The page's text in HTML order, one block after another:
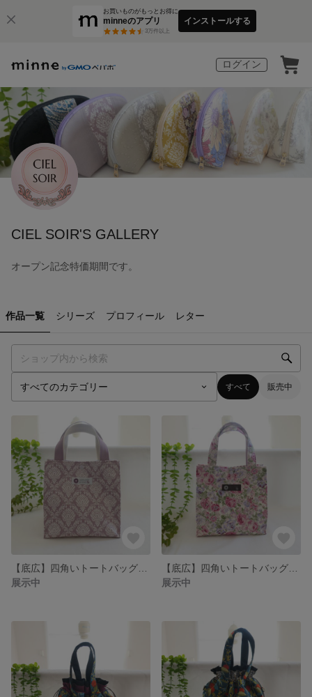
お買いものがもっとお得に
minneのアプリ
3万件以上
インストールする
ログイン
CIEL SOIR'S GALLERY
オープン記念特価期間です。
作品一覧 シリーズ プロフィール レター
すべて 販売中
展示中
展示中